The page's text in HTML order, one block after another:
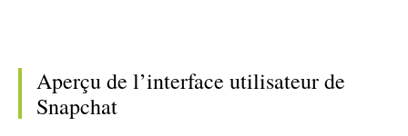
Aperçu de l’interface utilisateur de
Snapchat